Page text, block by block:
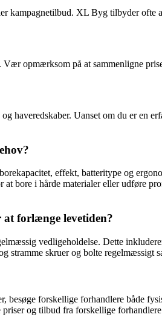
kampagnetilbud. XL Byg tilbyder ofte
opmærksom på at sammenligne
haveredskaber. Uanset om du er en
effekt, batteritype og
i hårde materialer eller udføre
forlænge levetiden?
vedligeholdelse. Dette
stramme skruer og bolte regelmæssigt
forskellige forhandlere både
og tilbud fra forskellige